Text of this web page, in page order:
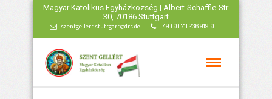
Magyar Katolikus Egyházközség | Albert-Schäffle-Str.
30, 70186 Stuttgart
szentgellert.stuttgart@drs.de +49 (0) 711 236 919 0